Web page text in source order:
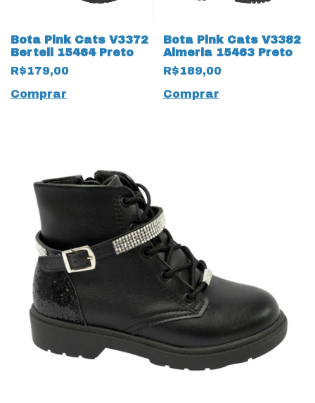
Bota Pink Cats V3372
Berteli 15464 Preto
R$179,00
Comprar
Bota Pink Cats V3382
Almeria 15463 Preto
R$189,00
Comprar